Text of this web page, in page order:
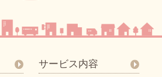
サービス内容